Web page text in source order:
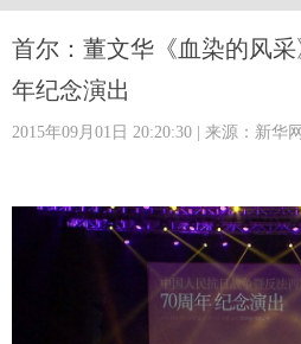
时尚 思客
港澳
科技 能源
健康
公益
首尔：董文华《血染的风
年纪念演出
2015年09月01日 20:20:30 | 来源：新华